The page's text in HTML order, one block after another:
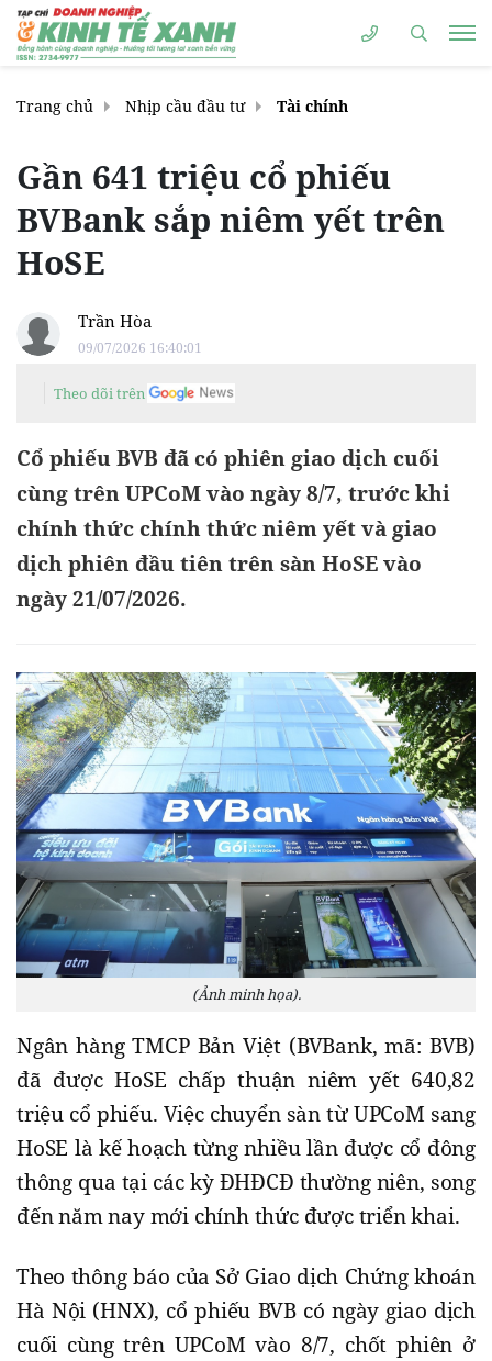
Trang chủ Nhịp cầu đầu tư Tài chính
Gần 641 triệu cổ phiếu
BVBank sắp niêm yết trên
HoSE
Trần Hòa
09/07/2026 16:40:01
Theo dõi trên
Cổ phiếu BVB đã có phiên giao dịch cuối
cùng trên UPCoM vào ngày 8/7, trước khi
chính thức chính thức niêm yết và giao
dịch phiên đầu tiên trên sàn HoSE vào
ngày 21/07/2026.
(Ảnh minh họa).
Ngân hàng TMCP Bản Việt (BVBank, mã: BVB)
đã được HoSE chấp thuận niêm yết 640,82
triệu cổ phiếu. Việc chuyển sàn từ UPCoM sang
HoSE là kế hoạch từng nhiều lần được cổ đông
thông qua tại các kỳ ĐHĐCĐ thường niên, song
đến năm nay mới chính thức được triển khai.
Theo thông báo của Sở Giao dịch Chứng khoán
Hà Nội (HNX), cổ phiếu BVB có ngày giao dịch
cuối cùng trên UPCoM vào 8/7, chốt phiên ở